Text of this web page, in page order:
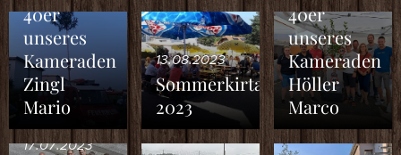
40er
unseres
Kameraden
Zingl
Mario
13.08.2023
Sommerkirtag
2023
40er
unseres
Kameraden
Höller
Marco
17.07.2023